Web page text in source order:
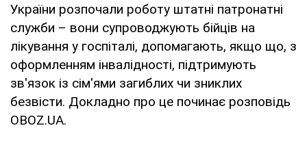
України розпочали роботу штатні патронатні
служби – вони супроводжують бійців на
лікування у госпіталі, допомагають, якщо що, з
оформленням інвалідності, підтримують
зв'язок із сім'ями загиблих чи зниклих
безвісти. Докладно про це починає розповідь
OBOZ.UA.